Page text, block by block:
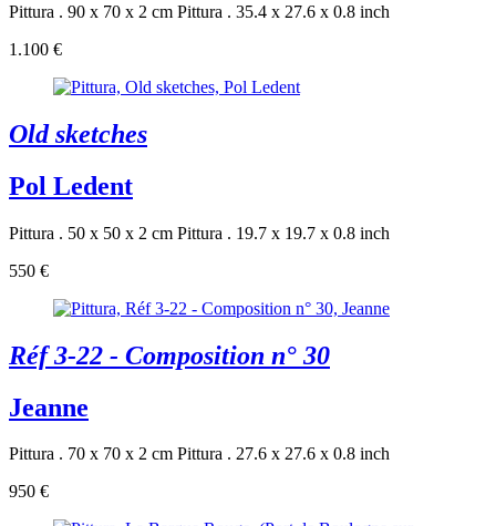
Pittura . 90 x 70 x 2 cm Pittura . 35.4 x 27.6 x 0.8 inch
1.100 €
Old sketches
Pol Ledent
Pittura . 50 x 50 x 2 cm Pittura . 19.7 x 19.7 x 0.8 inch
550 €
Réf 3-22 - Composition n° 30
Jeanne
Pittura . 70 x 70 x 2 cm Pittura . 27.6 x 27.6 x 0.8 inch
950 €